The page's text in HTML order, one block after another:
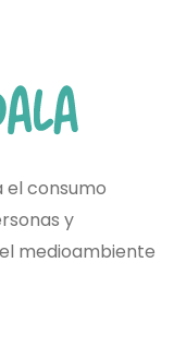
el consumo
y
medioambiente